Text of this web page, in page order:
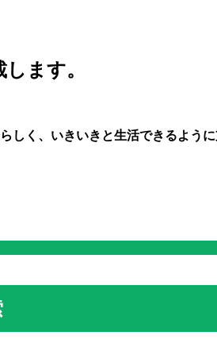
ます。
く、いきいきと生活できるように